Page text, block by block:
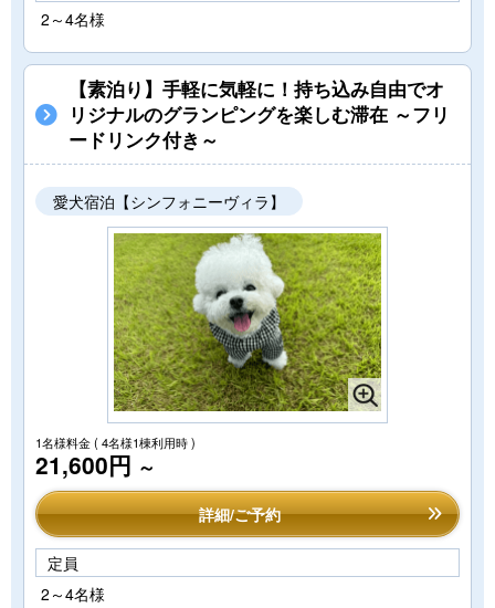
2～4名様
【素泊り】手軽に気軽に！持ち込み自由でオ
リジナルのグランピングを楽しむ滞在 ～フリ
ードリンク付き～
愛犬宿泊【シンフォニーヴィラ】
1名様料金( 4名様1棟利用時 )
21,600円 ～
詳細/ご予約
定員
2～4名様